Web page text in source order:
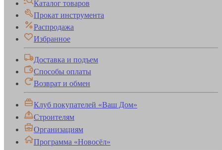
Каталог товаров
Прокат инструмента
Распродажа
Избранное
Доставка и подъем
Способы оплаты
Возврат и обмен
Клуб покупателей «Ваш Дом»
Строителям
Организациям
Программа «Новосёл»